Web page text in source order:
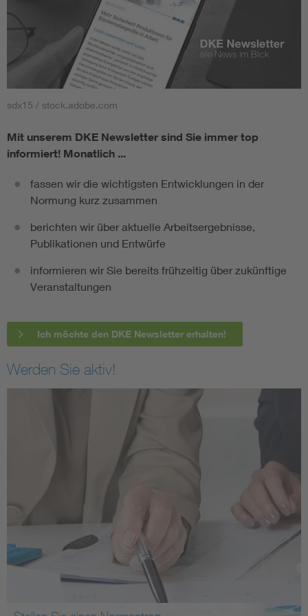
sdx15 / stock.adobe.com
Mit unserem DKE Newsletter sind Sie immer top
informiert! Monatlich ...
fassen wir die wichtigsten Entwicklungen in der
Normung kurz zusammen
berichten wir über aktuelle Arbeitsergebnisse,
Publikationen und Entwürfe
informieren wir Sie bereits frühzeitig über zukünftige
Veranstaltungen
Ich möchte den DKE Newsletter erhalten!
Werden Sie aktiv!